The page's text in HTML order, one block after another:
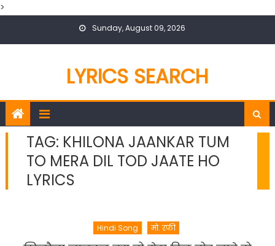
>
Sunday, August 09, 2026
LYRICS SEARCH
TAG: KHILONA JAANKAR TUM
TO MERA DIL TOD JAATE HO
LYRICS
Hindi Song मो. रफी